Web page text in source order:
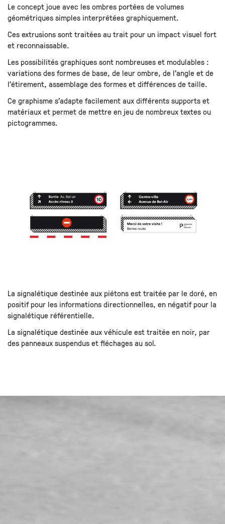
Le concept joue avec les ombres portées de volumes
géométriques simples interprétées graphiquement.
Ces extrusions sont traitées au trait pour un impact visuel fort
et reconnaissable.
Les possibilités graphiques sont nombreuses et modulables :
variations des formes de base, de leur ombre, de l’angle et de
l’étirement, assemblage des formes et différences de taille.
Ce graphisme s’adapte facilement aux différents supports et
matériaux et permet de mettre en jeu de nombreux textes ou
pictogrammes.
La signalétique destinée aux piétons est traitée par le doré, en
positif pour les informations directionnelles, en négatif pour la
signalétique référentielle.
La signalétique destinée aux véhicule est traitée en noir, par
des panneaux suspendus et fléchages au sol.